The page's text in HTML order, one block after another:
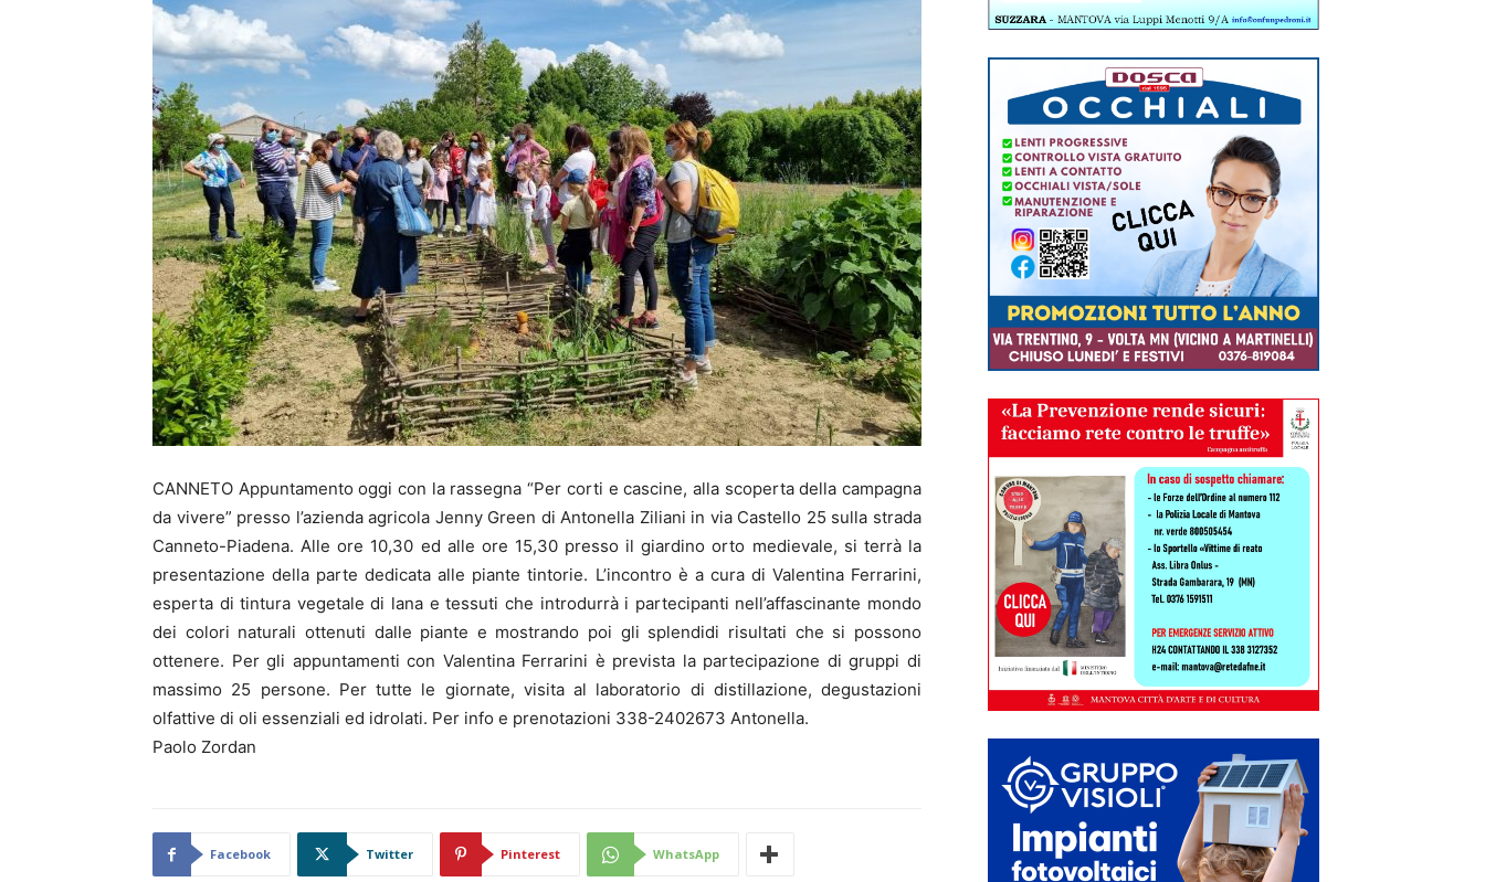
CANNETO Appuntamento oggi con la rassegna “Per corti e cascine, alla scoperta della campagna
da vivere” presso l’azienda agricola Jenny Green di Antonella Ziliani in via Castello 25 sulla strada
Canneto-Piadena. Alle ore 10,30 ed alle ore 15,30 presso il giardino orto medievale, si terrà la
presentazione della parte dedicata alle piante tintorie. L’incontro è a cura di Valentina Ferrarini,
esperta di tintura vegetale di lana e tessuti che introdurrà i partecipanti nell’affascinante mondo
dei colori naturali ottenuti dalle piante e mostrando poi gli splendidi risultati che si possono
ottenere. Per gli appuntamenti con Valentina Ferrarini è prevista la partecipazione di gruppi di
massimo 25 persone. Per tutte le giornate, visita al laboratorio di distillazione, degustazioni
olfattive di oli essenziali ed idrolati. Per info e prenotazioni 338-2402673 Antonella.
Paolo Zordan
Facebook Twitter Pinterest WhatsApp